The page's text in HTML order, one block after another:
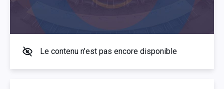
Le contenu n’est pas encore disponible